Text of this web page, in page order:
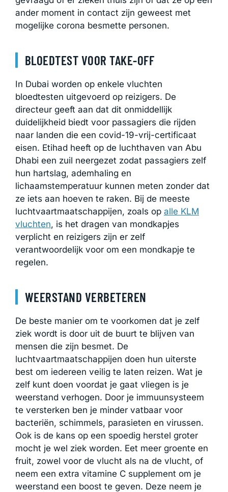
ander moment in contact zijn geweest met
mogelijke corona besmette personen.
BLOEDTEST VOOR TAKE-OFF
In Dubai worden op enkele vluchten
bloedtesten uitgevoerd op reizigers. De
directeur geeft aan dat dit onmiddellijk
duidelijkheid biedt voor passagiers die rijden
naar landen die een covid-19-vrij-certificaat
eisen. Etihad heeft op de luchthaven van Abu
Dhabi een zuil neergezet zodat passagiers zelf
hun hartslag, ademhaling en
lichaamstemperatuur kunnen meten zonder dat
ze iets aan hoeven te raken. Bij de meeste
luchtvaartmaatschappijen, zoals op alle KLM
vluchten, is het dragen van mondkapjes
verplicht en reizigers zijn er zelf
verantwoordelijk voor om een mondkapje te
regelen.
WEERSTAND VERBETEREN
De beste manier om te voorkomen dat je zelf
ziek wordt is door uit de buurt te blijven van
mensen die zijn besmet. De
luchtvaartmaatschappijen doen hun uiterste
best om iedereen veilig te laten reizen. Wat je
zelf kunt doen voordat je gaat vliegen is je
weerstand verhogen. Door je immuunsysteem
te versterken ben je minder vatbaar voor
bacteriën, schimmels, parasieten en virussen.
Ook is de kans op een spoedig herstel groter
mocht je wel ziek worden. Eet meer groente en
fruit, zowel voor de vlucht als na de vlucht, of
neem een extra vitamine C supplement om je
weerstand een boost te geven. Deze neem je